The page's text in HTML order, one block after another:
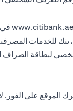
www.citibank.ae في
للخدمات
لبطاقة الصراف
على الفور. لا